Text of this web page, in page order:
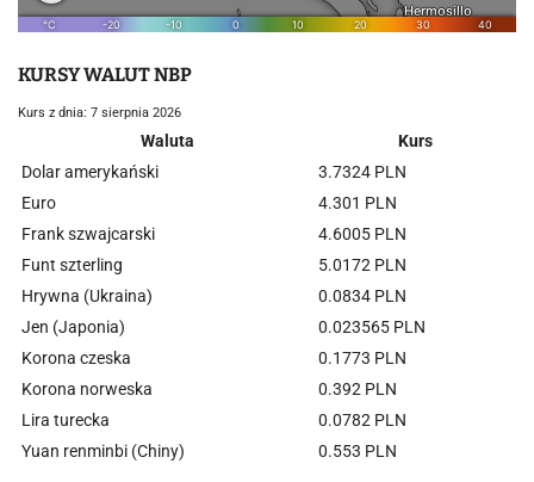
KURSY WALUT NBP
Kurs z dnia: 7 sierpnia 2026
Waluta
Kurs
Dolar amerykański
3.7324 PLN
Euro
4.301 PLN
Frank szwajcarski
4.6005 PLN
Funt szterling
5.0172 PLN
Hrywna (Ukraina)
0.0834 PLN
Jen (Japonia)
0.023565 PLN
Korona czeska
0.1773 PLN
Korona norweska
0.392 PLN
Lira turecka
0.0782 PLN
Yuan renminbi (Chiny)
0.553 PLN